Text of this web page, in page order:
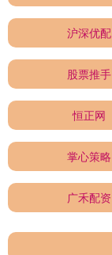
沪深优配
股票推手
恒正网
掌心策略
广禾配资